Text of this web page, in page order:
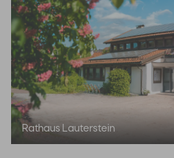
Rathaus Lauterstein